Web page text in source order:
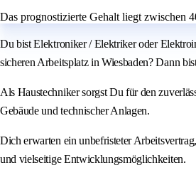
Das prognostizierte Gehalt liegt zwischen
Du bist Elektroniker / Elektriker oder
sicheren Arbeitsplatz in Wiesbaden? Dann
Als Haustechniker sorgst Du für den
Gebäude und technischer Anlagen.
Dich erwarten ein unbefristeter
und vielseitige Entwicklungsmöglichkeiten.